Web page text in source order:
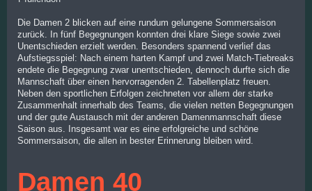
Die Damen 2 blicken auf eine rundum gelungene Sommersaison
zurück. In fünf Begegnungen konnten drei klare Siege sowie zwei
Unentschieden erzielt werden. Besonders spannend verlief das
Aufstiegsspiel: Nach einem harten Kampf und zwei Match-Tiebreaks
endete die Begegnung zwar unentschieden, dennoch durfte sich die
Mannschaft über einen hervorragenden 2. Tabellenplatz freuen.
Neben den sportlichen Erfolgen zeichneten vor allem der starke
Zusammenhalt innerhalb des Teams, die vielen netten Begegnungen
und der gute Austausch mit der anderen Damenmannschaft diese
Saison aus. Insgesamt war es eine erfolgreiche und schöne
Sommersaison, die allen in bester Erinnerung bleiben wird.
Damen 40